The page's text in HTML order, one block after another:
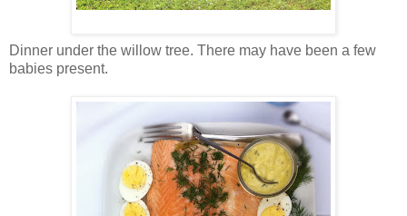
Dinner under the willow tree. There may have been a few
babies present.